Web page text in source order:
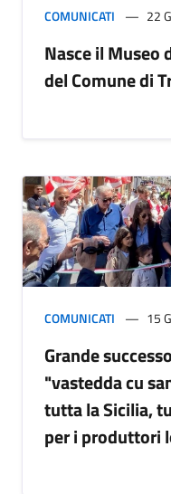
COMUNICATI 22
Nasce il Museo
del Comune di
COMUNICATI 15
Grande
"vastedda cu
tutta la Sicilia,
per i produttori